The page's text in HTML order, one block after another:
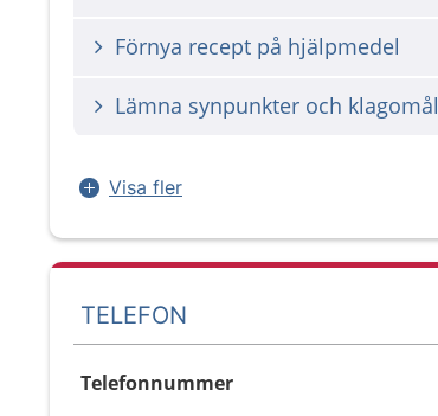
Förnya recept på hjälpmedel
Lämna synpunkter och klagomål
Visa fler
TELEFON
Telefonnummer